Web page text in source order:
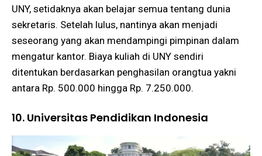
UNY, setidaknya akan belajar semua tentang dunia
sekretaris. Setelah lulus, nantinya akan menjadi
seseorang yang akan mendampingi pimpinan dalam
mengatur kantor. Biaya kuliah di UNY sendiri
ditentukan berdasarkan penghasilan orangtua yakni
antara Rp. 500.000 hingga Rp. 7.250.000.
10. Universitas Pendidikan Indonesia